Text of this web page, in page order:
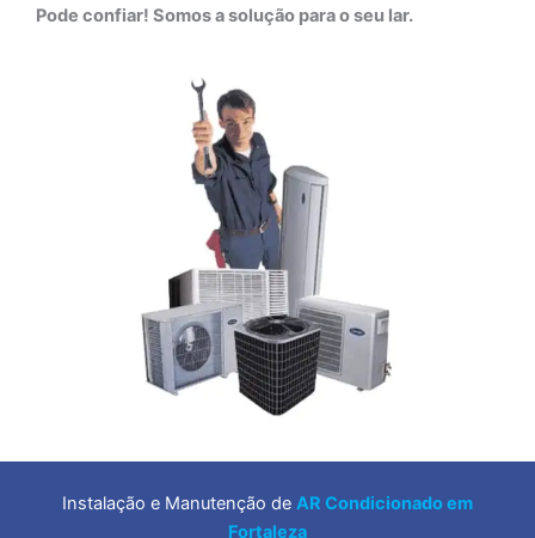
Pode confiar! Somos a solução para o seu lar.
Instalação e Manutenção de AR Condicionado em
Fortaleza